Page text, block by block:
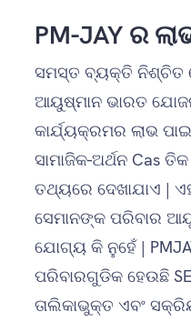
PM-JAY ର
ସମସ୍ତ ବ୍ୟକ୍ତି ନିଶ୍ଚିତ
ଆୟୁଷ୍ମାନ ଭାରତ
କାର୍ଯ୍ୟକ୍ରମର ଲାଭ
ସାମାଜିକ-ଅର୍ଥନ Cas
ତଥ୍ୟରେ ଦେଖାଯାଏ |
ସେମାନଙ୍କ ପରିବାର
ଯୋଗ୍ୟ କି ନୁହେଁ |
ପରିବାରଗୁଡିକ ହେଉଛି
ତାଲିକାଭୁକ୍ତ ଏବଂ ସକ୍ରିୟ